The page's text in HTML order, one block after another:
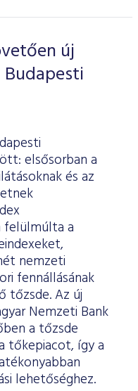
új
elsősorban a
és az
felülmúlta a
nemzeti
fennállásának
tőzsde. Az új
Nemzeti Bank
a tőzsde
tőkepiacot, így a
lehetőséghez.